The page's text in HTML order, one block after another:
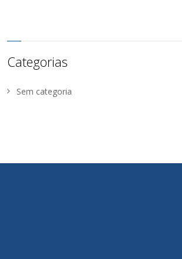
Categorias
Sem categoria